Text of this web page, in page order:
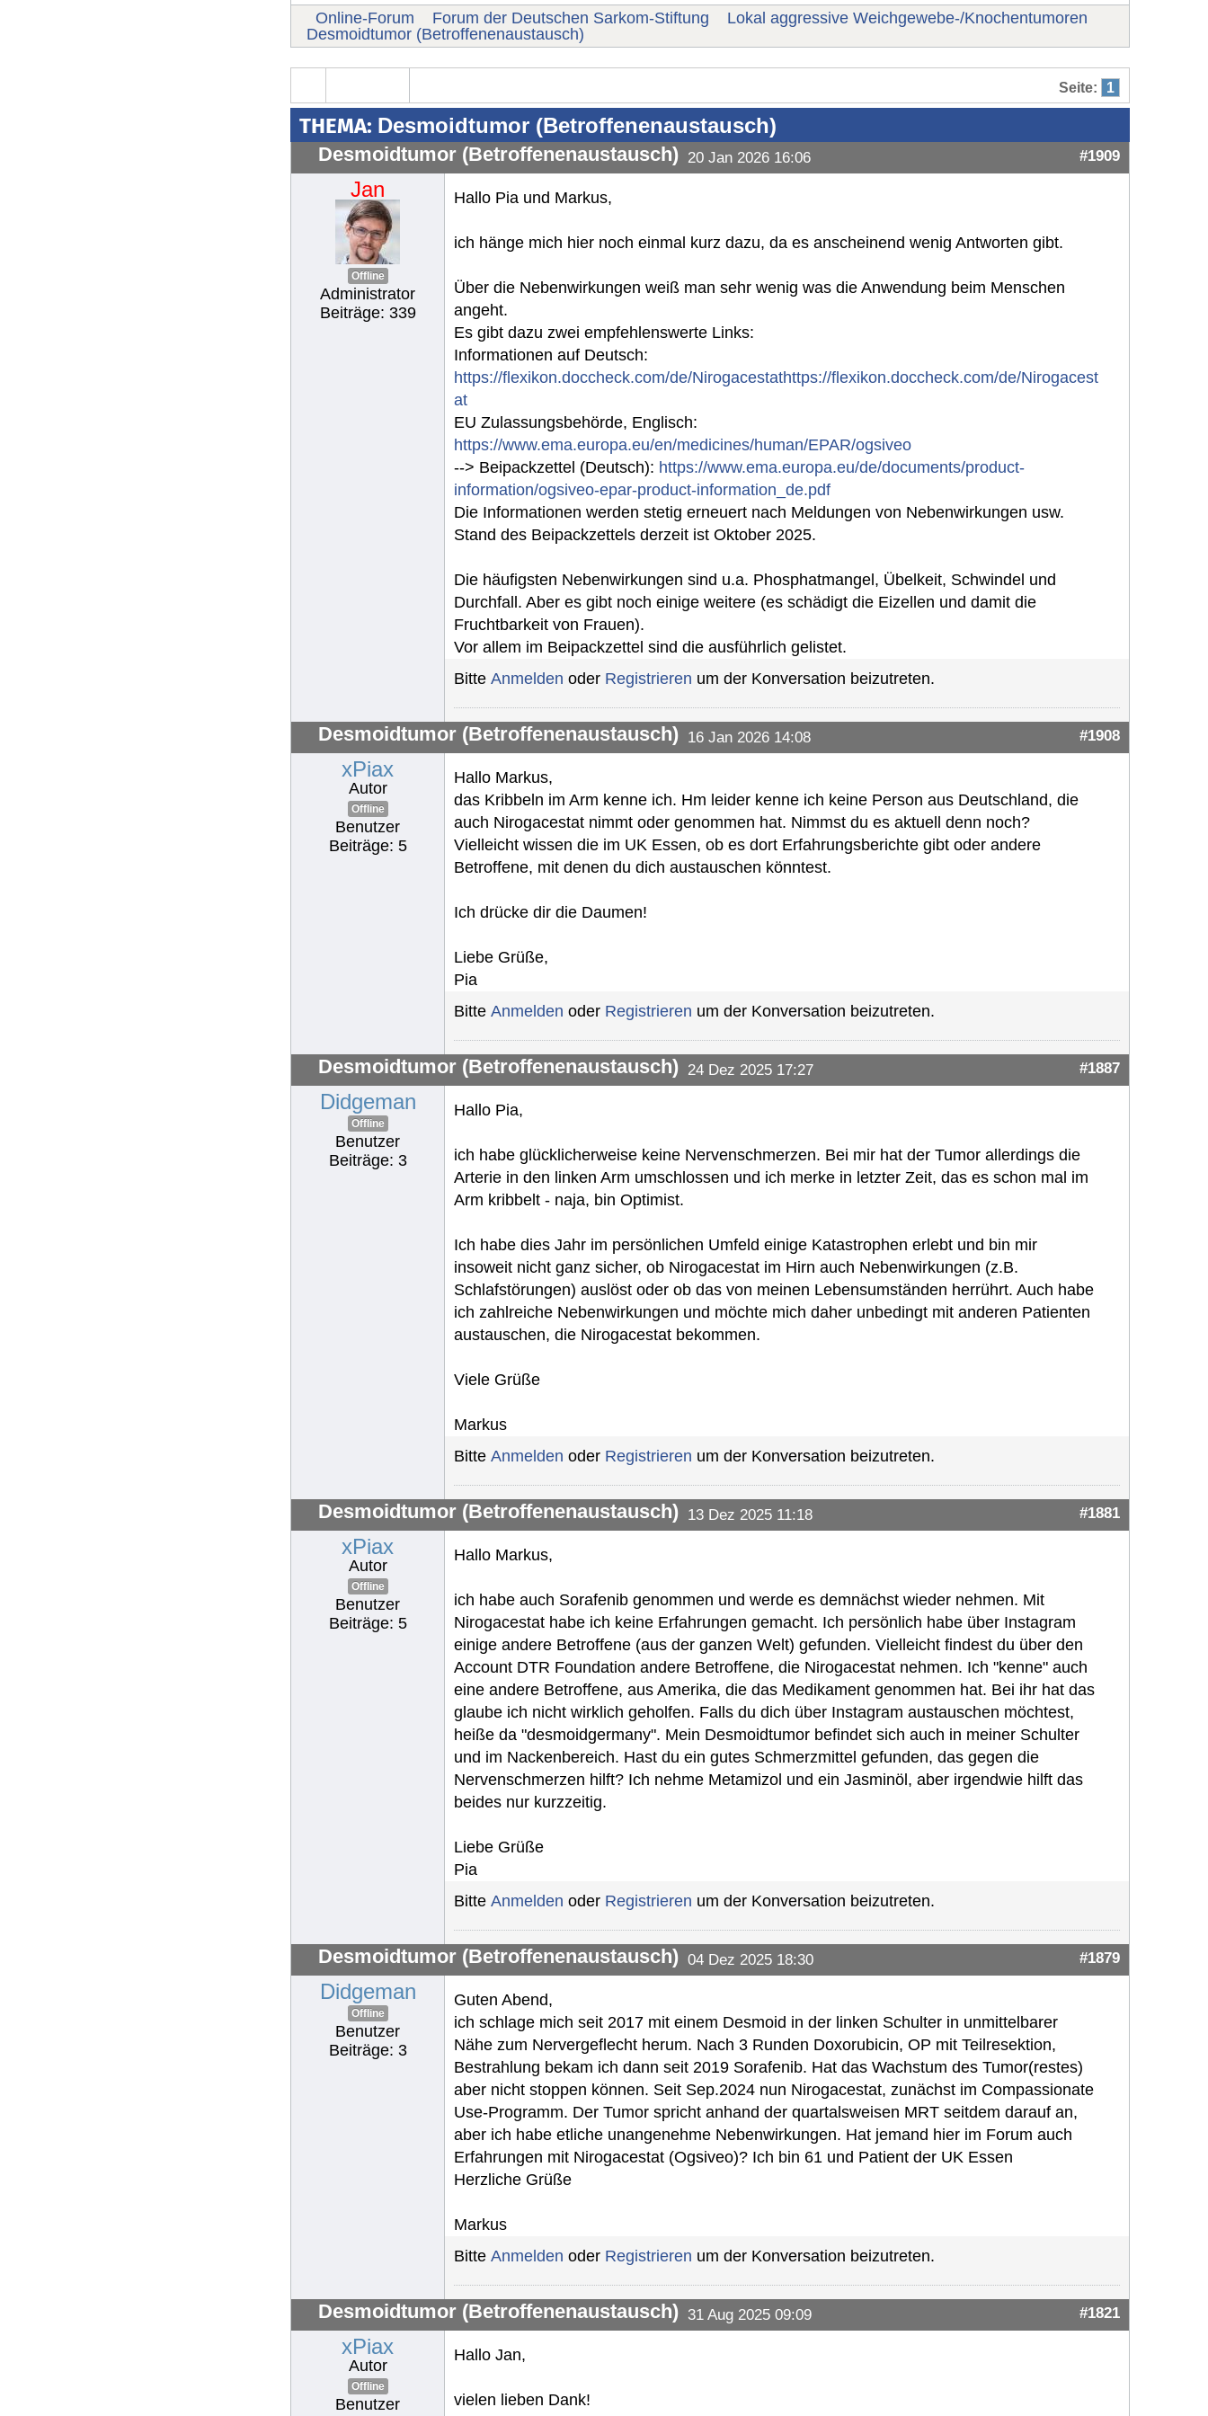
Online-Forum Forum der Deutschen Sarkom-Stiftung
Lokal aggressive Weichgewebe-/Knochentumoren
Desmoidtumor (Betroffenenaustausch)
Seite: 1
THEMA: Desmoidtumor (Betroffenenaustausch)
Desmoidtumor (Betroffenenaustausch) 20 Jan 2026 16:06 #1909
Jan
Offline
Administrator
Beiträge: 339
Hallo Pia und Markus,
ich hänge mich hier noch einmal kurz dazu, da es anscheinend wenig Antworten gibt.
Über die Nebenwirkungen weiß man sehr wenig was die Anwendung beim Menschen
angeht.
Es gibt dazu zwei empfehlenswerte Links:
Informationen auf Deutsch:
https://flexikon.doccheck.com/de/Nirogacestathttps://flexikon.doccheck.com/de/Nirogacest
at
EU Zulassungsbehörde, Englisch:
https://www.ema.europa.eu/en/medicines/human/EPAR/ogsiveo
--> Beipackzettel (Deutsch): https://www.ema.europa.eu/de/documents/product-
information/ogsiveo-epar-product-information_de.pdf
Die Informationen werden stetig erneuert nach Meldungen von Nebenwirkungen usw.
Stand des Beipackzettels derzeit ist Oktober 2025.
Die häufigsten Nebenwirkungen sind u.a. Phosphatmangel, Übelkeit, Schwindel und
Durchfall. Aber es gibt noch einige weitere (es schädigt die Eizellen und damit die
Fruchtbarkeit von Frauen).
Vor allem im Beipackzettel sind die ausführlich gelistet.
Bitte Anmelden oder Registrieren um der Konversation beizutreten.
Desmoidtumor (Betroffenenaustausch) 16 Jan 2026 14:08 #1908
xPiax
Autor
Offline
Benutzer
Beiträge: 5
Hallo Markus,
das Kribbeln im Arm kenne ich. Hm leider kenne ich keine Person aus Deutschland, die
auch Nirogacestat nimmt oder genommen hat. Nimmst du es aktuell denn noch?
Vielleicht wissen die im UK Essen, ob es dort Erfahrungsberichte gibt oder andere
Betroffene, mit denen du dich austauschen könntest.
Ich drücke dir die Daumen!
Liebe Grüße,
Pia
Bitte Anmelden oder Registrieren um der Konversation beizutreten.
Desmoidtumor (Betroffenenaustausch) 24 Dez 2025 17:27 #1887
Didgeman
Offline
Benutzer
Beiträge: 3
Hallo Pia,
ich habe glücklicherweise keine Nervenschmerzen. Bei mir hat der Tumor allerdings die
Arterie in den linken Arm umschlossen und ich merke in letzter Zeit, das es schon mal im
Arm kribbelt - naja, bin Optimist.
Ich habe dies Jahr im persönlichen Umfeld einige Katastrophen erlebt und bin mir
insoweit nicht ganz sicher, ob Nirogacestat im Hirn auch Nebenwirkungen (z.B.
Schlafstörungen) auslöst oder ob das von meinen Lebensumständen herrührt. Auch habe
ich zahlreiche Nebenwirkungen und möchte mich daher unbedingt mit anderen Patienten
austauschen, die Nirogacestat bekommen.
Viele Grüße
Markus
Bitte Anmelden oder Registrieren um der Konversation beizutreten.
Desmoidtumor (Betroffenenaustausch) 13 Dez 2025 11:18 #1881
xPiax
Autor
Offline
Benutzer
Beiträge: 5
Hallo Markus,
ich habe auch Sorafenib genommen und werde es demnächst wieder nehmen. Mit
Nirogacestat habe ich keine Erfahrungen gemacht. Ich persönlich habe über Instagram
einige andere Betroffene (aus der ganzen Welt) gefunden. Vielleicht findest du über den
Account DTR Foundation andere Betroffene, die Nirogacestat nehmen. Ich "kenne" auch
eine andere Betroffene, aus Amerika, die das Medikament genommen hat. Bei ihr hat das
glaube ich nicht wirklich geholfen. Falls du dich über Instagram austauschen möchtest,
heiße da "desmoidgermany". Mein Desmoidtumor befindet sich auch in meiner Schulter
und im Nackenbereich. Hast du ein gutes Schmerzmittel gefunden, das gegen die
Nervenschmerzen hilft? Ich nehme Metamizol und ein Jasminöl, aber irgendwie hilft das
beides nur kurzzeitig.
Liebe Grüße
Pia
Bitte Anmelden oder Registrieren um der Konversation beizutreten.
Desmoidtumor (Betroffenenaustausch) 04 Dez 2025 18:30 #1879
Didgeman
Offline
Benutzer
Beiträge: 3
Guten Abend,
ich schlage mich seit 2017 mit einem Desmoid in der linken Schulter in unmittelbarer
Nähe zum Nervergeflecht herum. Nach 3 Runden Doxorubicin, OP mit Teilresektion,
Bestrahlung bekam ich dann seit 2019 Sorafenib. Hat das Wachstum des Tumor(restes)
aber nicht stoppen können. Seit Sep.2024 nun Nirogacestat, zunächst im Compassionate
Use-Programm. Der Tumor spricht anhand der quartalsweisen MRT seitdem darauf an,
aber ich habe etliche unangenehme Nebenwirkungen. Hat jemand hier im Forum auch
Erfahrungen mit Nirogacestat (Ogsiveo)? Ich bin 61 und Patient der UK Essen
Herzliche Grüße
Markus
Bitte Anmelden oder Registrieren um der Konversation beizutreten.
Desmoidtumor (Betroffenenaustausch) 31 Aug 2025 09:09 #1821
xPiax
Autor
Offline
Benutzer
Hallo Jan,
vielen lieben Dank!